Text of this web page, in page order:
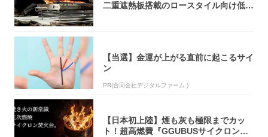
二重遮熱板搭載のロースタイル向け低型
【当選】金運が上がる直前に起こるサイ
ン
PR(合同会社デジタルファーム )
【日本初上陸】煙も灰も極限までカッ
ト！超高燃費『GGUBUSサイクロン焚